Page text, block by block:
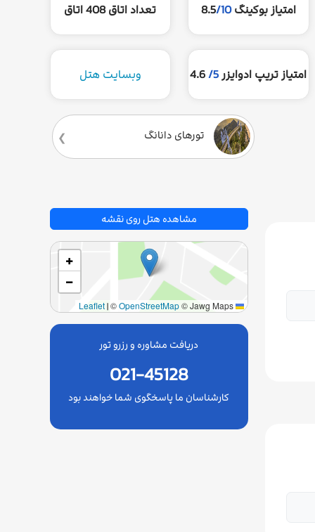
امتیاز بوکینگ 8.5/10 تعداد اتاق408 اتاق
امتیاز تریپ ادوایزر5/
4.6 وبسایت هتل
تورهای دانانگ
مشاهده هتل روی نقشه
+
−
Leaflet
|©OpenStreetMap© Jawg Maps
دریافت مشاوره و رزرو تور
021-45128
کارشناسان ما پاسخگوی شما خواهند بود